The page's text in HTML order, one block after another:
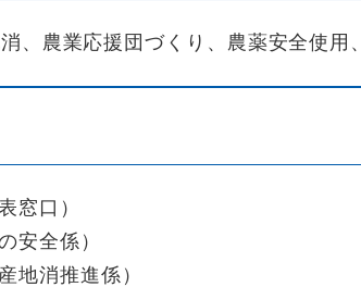
、農業応援団づくり、農薬安全使用
窓口 ）
安全係 ）
地消推進係 ）